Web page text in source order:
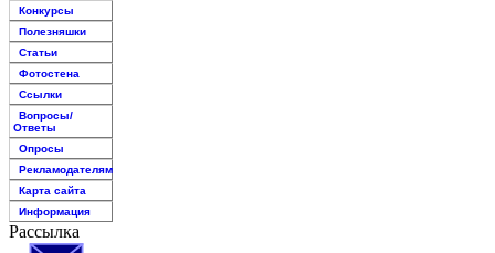
Конкурсы
Полезняшки
Статьи
Фотостена
Ссылки
Вопросы/
Ответы
Опросы
Рекламодателям
Карта сайта
Информация
Рассылка